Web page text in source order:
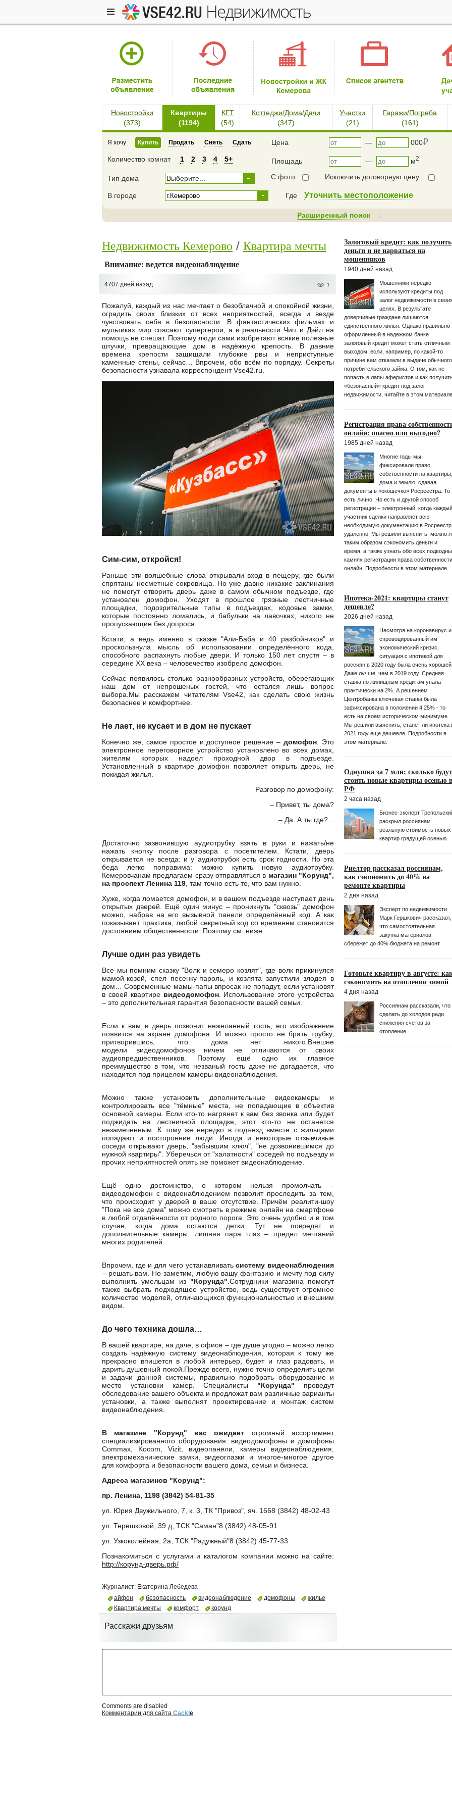
недвижимость
Новостройки
(373)
Квартиры
(1194)
КГТ
(54)
Коттеджи/Дома/Дачи
(347)
Участки
(21)
Гаражи/Погреба
(161)
Я хочу Купить Продать Снять Сдать Цена — 000⃏
Количество комнат 1 2 3 4 5+ Площадь — м2
Тип дома Выберите... С фото Исключить договорную цену
В городе Где Уточнить местоположение
Расширенный поиск ↓
Недвижимость Кемерово Квартира мечты
Внимание: ведется видеонаблюдение
1
4707 дней назад
Пожалуй, каждый из нас мечтает о безоблачной и спокойной жизни,
оградить своих близких от всех неприятностей, всегда и везде
чувствовать себя в безопасности. В фантастических фильмах и
мультиках мир спасают супергерои, а в реальности Чип и Дэйл на
помощь не спешат. Поэтому люди сами изобретают всякие полезные
штучки, превращающие дом в надёжную крепость. В давние
времена крепости защищали глубокие рвы и неприступные
каменные стены, сейчас… Впрочем, обо всём по порядку. Секреты
безопасности узнавала корреспондент Vse42.ru.
Сим-сим, откройся!
Раньше эти волшебные слова открывали вход в пещеру, где были
спрятаны несметные сокровища. Но уже давно никакие заклинания
не помогут отворить дверь даже в самом обычном подъезде, где
установлен домофон. Уходят в прошлое грязные лестничные
площадки, подозрительные типы в подъездах, кодовые замки,
которые постоянно ломались, и бабульки на лавочках, никого не
пропускающие без допроса.
Кстати, а ведь именно в сказке "Али-Баба и 40 разбойников" и
проскользнула мысль об использовании определённого кода,
способного распахнуть любые двери. И только 150 лет спустя – в
середине XX века – человечество изобрело домофон.
Сейчас появилось столько разнообразных устройств, оберегающих
наш дом от непрошеных гостей, что остался лишь вопрос
выбора.Мы расскажем читателям Vse42, как сделать свою жизнь
безопаснее и комфортнее.
Не лает, не кусает и в дом не пускает
Конечно же, самое простое и доступное решение –домофон. Это
электронное переговорное устройство установлено во всех домах,
жителям которых надоел проходной двор в подъезде.
Установленный в квартире домофон позволяет открыть дверь, не
покидая жилья.
Разговор по домофону:
– Привет, ты дома?
– Да. А ты где?...
Достаточно зазвонившую аудиотрубку взять в руки и нажать/не
нажать кнопку после разговора с посетителем. Кстати, дверь
открывается не всегда: и у аудиотрубок есть срок годности. Но эта
беда легко поправима: можно купить новую аудиотрубку.
Кемеровчанам предлагаем сразу отправляться в магазин "Корунд",
на проспект Ленина 119, там точно есть то, что вам нужно.
Хуже, когда ломается домофон, и в вашем подъезде наступает день
открытых дверей. Ещё один минус – проникнуть "сквозь" домофон
можно, набрав на его вызывной панели определённый код. А как
показывает практика, любой секретный код со временем становится
достоянием общественности. Поэтому см. ниже.
Лучше один раз увидеть
Все мы помним сказку "Волк и семеро козлят", где волк прикинулся
мамой-козой, спел песенку-пароль, и козлята запустили злодея в
дом… Современные мамы-папы впросак не попадут, если установят
в своей квартире видеодомофон. Использование этого устройства
– это дополнительная гарантия безопасности вашей семьи.
Если к вам в дверь позвонит нежеланный гость, его изображение
появится на экране домофона. И можно просто не брать трубку,
притворившись, что дома нет никого.Внешне
модели видеодомофонов ничем не отличаются от своих
аудиопредшественников. Поэтому ещё одно их главное
преимущество в том, что незваный гость даже не догадается, что
находится под прицелом камеры видеонаблюдения.
Можно также установить дополнительные видеокамеры и
контролировать все "тёмные" места, не попадающие в объектив
основной камеры. Если кто-то нагрянет к вам без звонка или будет
поджидать на лестничной площадке, этот кто-то не останется
незамеченным. К тому же нередко в подъезд вместе с жильцами
попадают и посторонние люди. Иногда и некоторые отзывчивые
соседи открывают дверь, "забывшим ключ", "не дозвонившимся до
нужной квартиры". Уберечься от "халатности" соседей по подъезду и
прочих неприятностей опять же поможет видеонаблюдение.
Ещё одно достоинство, о котором нельзя промолчать –
видеодомофон с видеонаблюдением позволит проследить за тем,
что происходит у дверей в ваше отсутствие. Причём реалити-шоу
"Пока не все дома" можно смотреть в режиме онлайн на смартфоне
в любой отдалённости от родного порога. Это очень удобно и в том
случае, когда дома остаются детки. Тут не повредят и
дополнительные камеры: лишняя пара глаз – предел мечтаний
многих родителей.
Впрочем, где и для чего устанавливатьсистему видеонаблюдения
– решать вам. Но заметим, любую вашу фантазию и мечту под силу
выполнить умельцам из "Корунда".Сотрудники магазина помогут
также выбрать подходящее устройство, ведь существует огромное
количество моделей, отличающихся функциональностью и внешним
видом.
До чего техника дошла…
В вашей квартире, на даче, в офисе – где душе угодно – можно легко
создать надёжную систему видеонаблюдения, которая к тому же
прекрасно впишется в любой интерьер, будет и глаз радовать, и
дарить душевный покой.Прежде всего, нужно точно определить цели
и задачи данной системы, правильно подобрать оборудование и
место установки камер. Специалисты "Корунда" проведут
обследование вашего объекта и предложат вам различные варианты
установки, а также выполнят проектирование и монтаж систем
видеонаблюдения.
В магазине "Корунд" вас ожидает огромный ассортимент
специализированного оборудования: видеодомофоны и домофоны
Commax, Kocom, Vizit, видеопанели, камеры видеонаблюдения,
электромеханические замки, видеоглазки и многое-многое другое
для комфорта и безопасности вашего дома, семьи и бизнеса.
Адреса магазинов "Корунд":
пр. Ленина, 1198 (3842) 54-81-35
ул. Юрия Двужильного, 7, к. 3, ТК "Привоз", яч. 1668 (3842) 48-02-43
ул. Терешковой, 39 д, ТСК "Саман"8 (3842) 48-05-91
ул. Узкоколейная, 2а, ТСК "Радужный"8 (3842) 45-77-33
Познакомиться с услугами и каталогом компании можно на сайте:
http://корунд-дверь.рф/
Журналист: Екатерина Лебедева
айфон
безопасность видеонаблюдение домофоны
жилье
Квартира мечты
комфорт корунд
Расскажи друзьям
Залоговый кредит: как получить
деньги и не нарваться на
мошенников
1940 дней назад
Мошенники нередко
используют кредиты под
залог недвижимости в своих
целях. В результате
доверчивые граждане лишаются
единственного жилья. Однако правильно
оформленный в надежном банке
залоговый кредит может стать отличным
выходом, если, например, по какой-то
причине вам отказали в выдаче обычного
потребительского займа. О том, как не
попасть в лапы аферистов и как
«безопасный» кредит под залог
недвижимости, читайте в этом материале.
Регистрация права
онлайн: опасно или выгодно?
1985 дней назад
Многие годы мы
фиксировали право
собственности на квартиры,
дома и землю, сдавая
документы в «окошечко» Росреестра. То
есть лично. Но есть и другой способ
регистрации – электронный, когда каждый
участник сделки направляет всю
необходимую документацию в Росреестр
удаленно. Мы решили выяснить, можно
таким образом сэкономить деньги и
время, а также узнать обо всех
камнях регистрации права собственности
онлайн. Подробности в этом материале.
Ипотека-2021: квартиры станут
дешевле?
2026 дней назад
Несмотря на коронавирус и
спровоцированный им
экономический кризис,
ситуация с ипотекой для
россиян в 2020 году была очень хорошей.
Даже лучше, чем в 2019 году. Средняя
ставка по жилищным кредитам упала
практически на 2%. А решением
Центробанка ключевая ставка была
зафиксирована в положении 4,25% - то
есть на своем историческом минимуме.
Мы решили выяснить, станет ли ипотека
2021 году еще дешевле. Подробности в
этом материале.
Однушка за 7 млн: сколько будут
стоить новые квартиры осенью в
РФ
2 часа назад
Бизнес-эксперт
раскрыл россиянам
реальную стоимость новых
квартир грядущей осенью.
Риелтор рассказал россиянам,
как сэкономить до 40% на
ремонте квартиры
2 дня назад
Эксперт по недвижимости
Марк Гершкoвич рассказал,
что самостоятельная
закупка материалов
сбережет до 40% бюджета на ремонт.
Готовьте квартиру в августе:
сэкономить на отоплении зимой
4 дня назад
Россиянам рассказали, что
сделать до холодов ради
снижения счетов за
отопление.
Comments are disabled
Комментарии для сайта Cackl e